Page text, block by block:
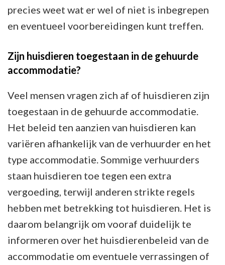
precies weet wat er wel of niet is inbegrepen
en eventueel voorbereidingen kunt treffen.
Zijn huisdieren toegestaan in de gehuurde
accommodatie?
Veel mensen vragen zich af of huisdieren zijn
toegestaan in de gehuurde accommodatie.
Het beleid ten aanzien van huisdieren kan
variëren afhankelijk van de verhuurder en het
type accommodatie. Sommige verhuurders
staan huisdieren toe tegen een extra
vergoeding, terwijl anderen strikte regels
hebben met betrekking tot huisdieren. Het is
daarom belangrijk om vooraf duidelijk te
informeren over het huisdierenbeleid van de
accommodatie om eventuele verrassingen of